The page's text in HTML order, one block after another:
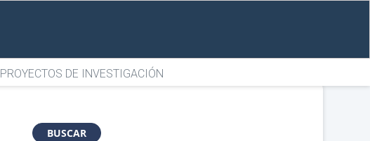
PROYECTOS DE INVESTIGACIÓN
BUSCAR